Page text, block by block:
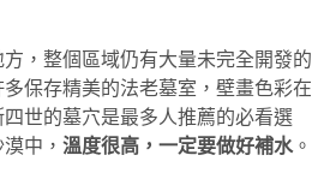
，整個區域仍有大量未完全開發的
保存精美的法老墓室，壁畫色彩在
世的墓穴是最多人推薦的必看選
中， 溫度很高，一定要做好補水。